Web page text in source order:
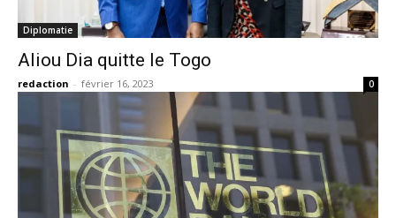
Diplomatie
Aliou Dia quitte le Togo
redaction - février 16, 2023 0